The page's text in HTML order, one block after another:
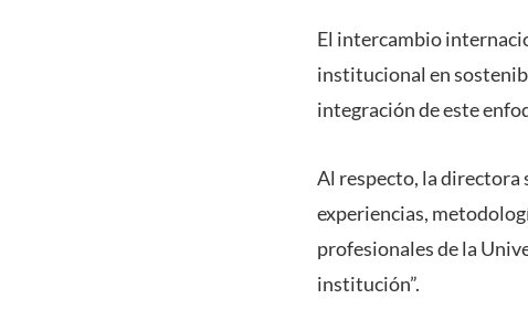
El intercambio
institucional en
integración de este
Al respecto, la
experiencias,
profesionales de la
institución”.